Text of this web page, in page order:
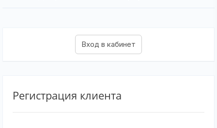
Регистрация клиента